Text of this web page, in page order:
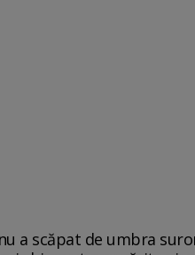
a scăpat de umbra